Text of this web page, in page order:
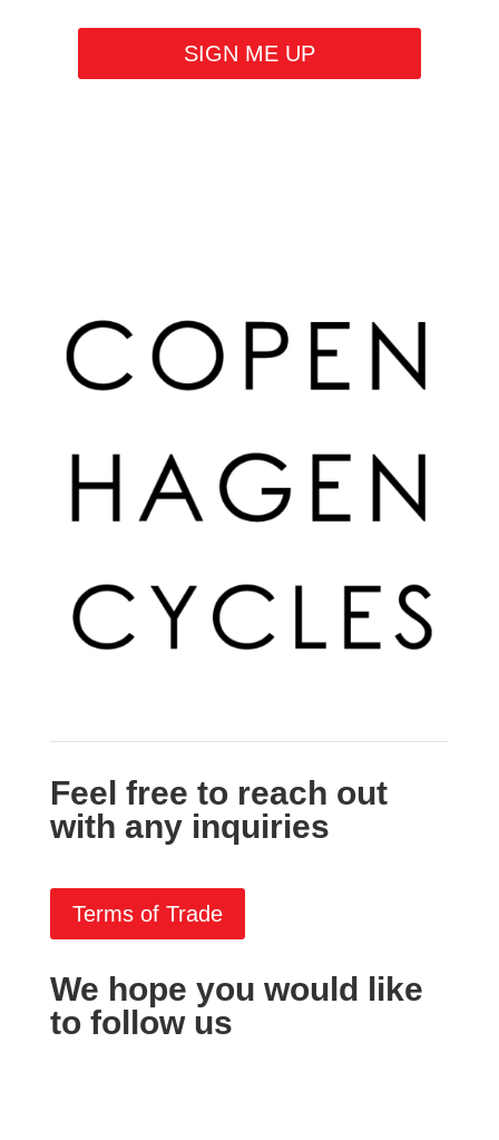
SIGN ME UP
Feel free to reach out
with any inquiries
Terms of Trade
We hope you would like
to follow us